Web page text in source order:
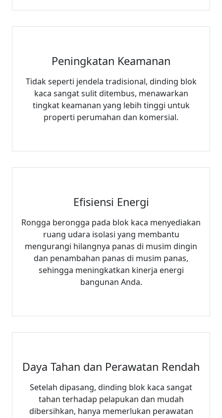
Peningkatan Keamanan
Tidak seperti jendela tradisional, dinding blok
kaca sangat sulit ditembus, menawarkan
tingkat keamanan yang lebih tinggi untuk
properti perumahan dan komersial.
Efisiensi Energi
Rongga berongga pada blok kaca menyediakan
ruang udara isolasi yang membantu
mengurangi hilangnya panas di musim dingin
dan penambahan panas di musim panas,
sehingga meningkatkan kinerja energi
bangunan Anda.
Daya Tahan dan Perawatan Rendah
Setelah dipasang, dinding blok kaca sangat
tahan terhadap pelapukan dan mudah
dibersihkan, hanya memerlukan perawatan